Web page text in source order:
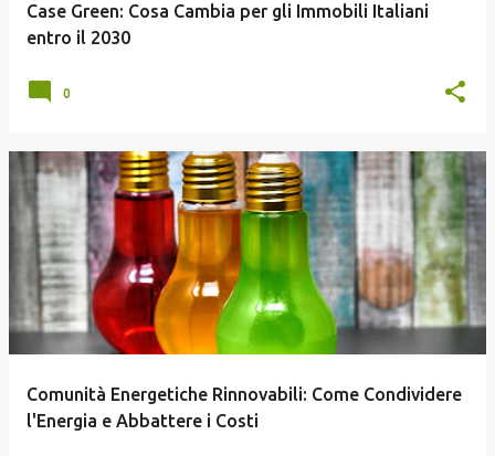
Case Green: Cosa Cambia per gli Immobili Italiani
entro il 2030
0
Comunità Energetiche Rinnovabili: Come Condividere
l'Energia e Abbattere i Costi